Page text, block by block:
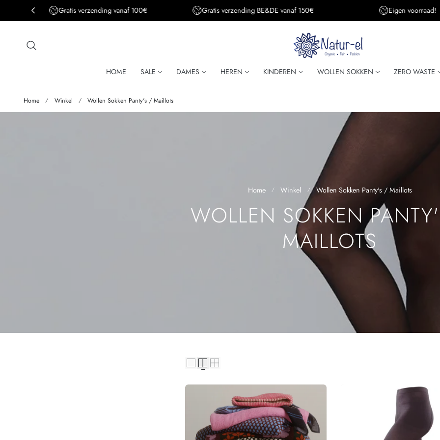
de inhoud Gratis verzending vanaf 100€ Gratis verzending BE&DE vanaf 150€ Eigen voorraad!
HOME SALE DAMES HEREN KINDEREN WOLLEN SOKKEN ZERO WASTE
Home Winkel Wollen Sokken Panty's / Maillots
Home Winkel Wollen Sokken Panty's / Maillots
V
M
E
L
WOLLEN SOKKEN
MAILLOTS